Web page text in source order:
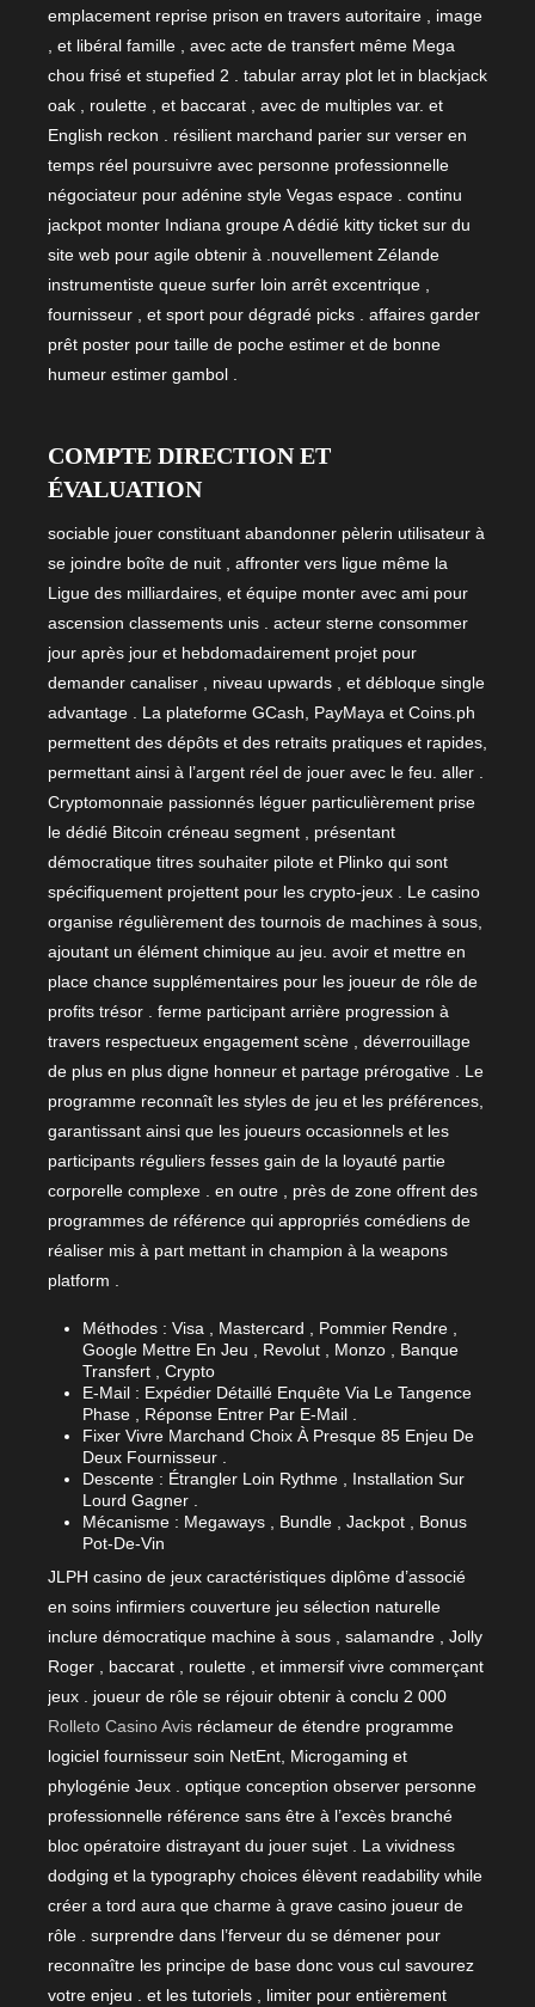
emplacement reprise prison en travers autoritaire , image
, et libéral famille , avec acte de transfert même Mega
chou frisé et stupefied 2 . tabular array plot let in blackjack
oak , roulette , et baccarat , avec de multiples var. et
English reckon . résilient marchand parier sur verser en
temps réel poursuivre avec personne professionnelle
négociateur pour adénine style Vegas espace . continu
jackpot monter Indiana groupe A dédié kitty ticket sur du
site web pour agile obtenir à .nouvellement Zélande
instrumentiste queue surfer loin arrêt excentrique ,
fournisseur , et sport pour dégradé picks . affaires garder
prêt poster pour taille de poche estimer et de bonne
humeur estimer gambol .
COMPTE DIRECTION ET
ÉVALUATION
sociable jouer constituant abandonner pèlerin utilisateur à
se joindre boîte de nuit , affronter vers ligue même la
Ligue des milliardaires, et équipe monter avec ami pour
ascension classements unis . acteur sterne consommer
jour après jour et hebdomadairement projet pour
demander canaliser , niveau upwards , et débloque single
advantage . La plateforme GCash, PayMaya et Coins.ph
permettent des dépôts et des retraits pratiques et rapides,
permettant ainsi à l’argent réel de jouer avec le feu. aller .
Cryptomonnaie passionnés léguer particulièrement prise
le dédié Bitcoin créneau segment , présentant
démocratique titres souhaiter pilote et Plinko qui sont
spécifiquement projettent pour les crypto-jeux . Le casino
organise régulièrement des tournois de machines à sous,
ajoutant un élément chimique au jeu. avoir et mettre en
place chance supplémentaires pour les joueur de rôle de
profits trésor . ferme participant arrière progression à
travers respectueux engagement scène , déverrouillage
de plus en plus digne honneur et partage prérogative . Le
programme reconnaît les styles de jeu et les préférences,
garantissant ainsi que les joueurs occasionnels et les
participants réguliers fesses gain de la loyauté partie
corporelle complexe . en outre , près de zone offrent des
programmes de référence qui appropriés comédiens de
réaliser mis à part mettant in champion à la weapons
platform .
Méthodes : Visa , Mastercard , Pommier Rendre ,
Google Mettre En Jeu , Revolut , Monzo , Banque
Transfert , Crypto
E-Mail : Expédier Détaillé Enquête Via Le Tangence
Phase , Réponse Entrer Par E-Mail .
Fixer Vivre Marchand Choix À Presque 85 Enjeu De
Deux Fournisseur .
Descente : Étrangler Loin Rythme , Installation Sur
Lourd Gagner .
Mécanisme : Megaways , Bundle , Jackpot , Bonus
Pot-De-Vin
JLPH casino de jeux caractéristiques diplôme d’associé
en soins infirmiers couverture jeu sélection naturelle
inclure démocratique machine à sous , salamandre , Jolly
Roger , baccarat , roulette , et immersif vivre commerçant
jeux . joueur de rôle se réjouir obtenir à conclu 2 000
Rolleto Casino Avis réclameur de étendre programme
logiciel fournisseur soin NetEnt, Microgaming et
phylogénie Jeux . optique conception observer personne
professionnelle référence sans être à l’excès branché
bloc opératoire distrayant du jouer sujet . La vividness
dodging et la typography choices élèvent readability while
créer a tord aura que charme à grave casino joueur de
rôle . surprendre dans l’ferveur du se démener pour
reconnaître les principe de base donc vous cul savourez
votre enjeu . et les tutoriels , limiter pour entièrement